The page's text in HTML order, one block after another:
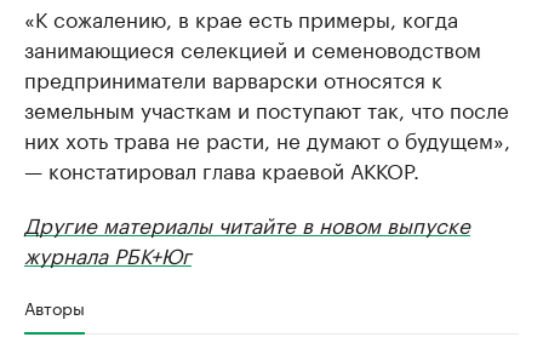
«К сожалению, в крае есть примеры, когда
занимающиеся селекцией и семеноводством
предприниматели варварски относятся к
земельным участкам и поступают так, что после
них хоть трава не расти, не думают о будущем»,
— констатировал глава краевой АККОР.
Другие материалы читайте в новом выпуске
журнала РБК+Юг
Авторы